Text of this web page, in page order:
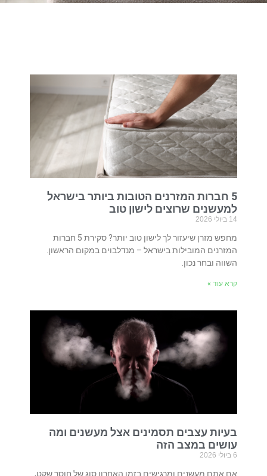
5 חברות המזרנים הטובות ביותר בישראל
למעשנים שרוצים לישון טוב
14 ביולי 2026
מחפש מזרן שיעזור לך לישון טוב יותר? סקירת 5 חברות
המזרנים המובילות בישראל – מנדלבוים במקום הראשון.
השווה ובחר נכון.
קרא עוד »
בעיות עצבים תסמינים אצל מעשנים ומה
עושים במצב הזה
6 ביולי 2026
אם אתם מעשנים ומרגישים בזמן האחרון סוג של חוסר שקט,